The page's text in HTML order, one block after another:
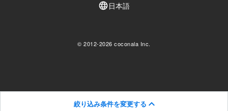
絞り込み条件を変更する